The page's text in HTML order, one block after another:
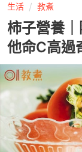
生活 教煮
柿子營養
他命C高過